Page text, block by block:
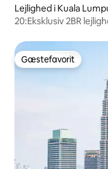
Lejlighed i Kuala
20:Eksklusiv 2BR
Gæstefavorit
Gæstefavorit